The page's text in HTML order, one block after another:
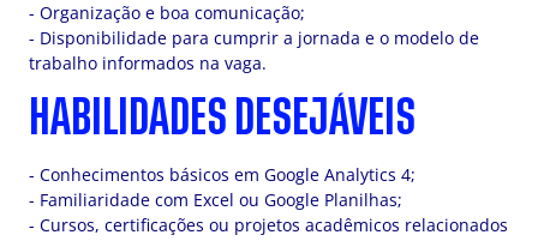
- Organização e boa comunicação;
- Disponibilidade para cumprir a jornada e o modelo de
trabalho informados na vaga.
HABILIDADES DESEJÁVEIS
- Conhecimentos básicos em Google Analytics 4;
- Familiaridade com Excel ou Google Planilhas;
- Cursos, certificações ou projetos acadêmicos relacionados